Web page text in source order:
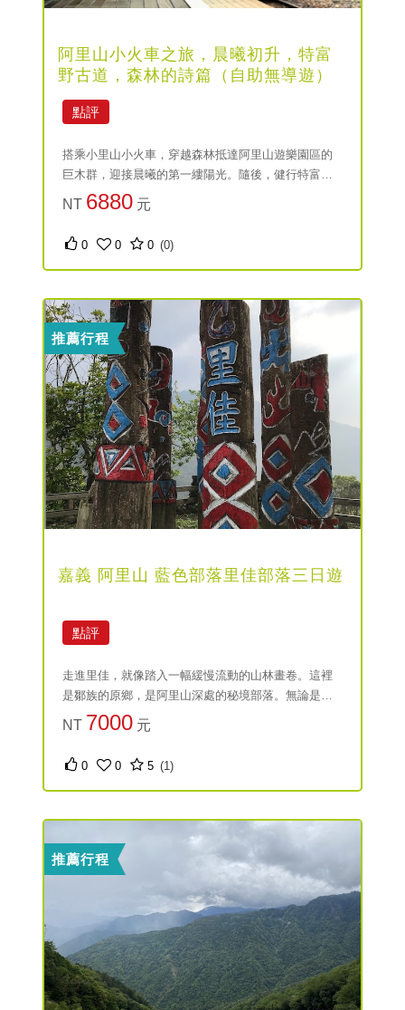
阿里山小火車之旅，晨曦初升，特富
野古道，森林的詩篇（自助無導遊）
點評
搭乘小里山小火車，穿越森林抵達阿里山遊樂園區的
巨木群，迎接晨曦的第一縷陽光。隨後，健行特富野
古道，感受大自然的美好與寧靜，心靈在這片綠意中
得到釋放與重生。
NT 6880 元
0 0 0 (0)
推薦行程
嘉義 阿里山 藍色部落里佳部落三日遊
點評
走進里佳，就像踏入一幅緩慢流動的山林畫卷。這裡
是鄒族的原鄉，是阿里山深處的秘境部落。無論是文
化體驗、自然探索，還是味蕾饗宴，三天兩夜的旅程
將讓你深刻感受土地的溫度與人情的厚度。放下都市
節奏，跟著鄒族的腳步，聆聽大山的故事，發現生活
的另一種可能。
NT 7000 元
0 0 5 (1)
推薦行程